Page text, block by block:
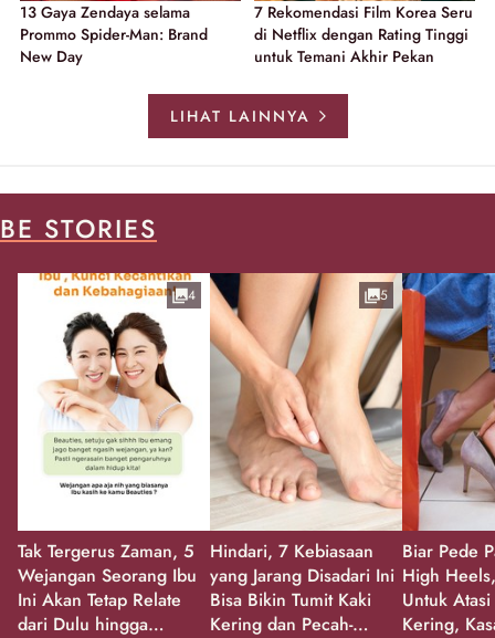
13 Gaya Zendaya selama
Prommo Spider-Man: Brand
New Day
7 Rekomendasi Film Korea Seru
di Netflix dengan Rating Tinggi
untuk Temani Akhir Pekan
LIHAT LAINNYA
BE STORIES
Tak Tergerus Zaman, 5
Wejangan Seorang Ibu
Ini Akan Tetap Relate
dari Dulu hingga
4
Hindari, 7 Kebiasaan
yang Jarang Disadari Ini
Bisa Bikin Tumit Kaki
Kering dan Pecah-
5
Biar Pede
High
Untuk
Kering,